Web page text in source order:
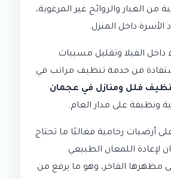
الغبار والروائح غير المرغوبة،
الأسرة داخل المنزل.
الفيلا وتقليل مسببات
من خدمة تنظيف مراتب في
فلل ومنازل في عجمان
ونظيفة على مدار العام.
أرضيات رخامية فغالبًا ما تحتاج
لإعادة اللمعان الطبيعي
مظهرها الفاخر، وهو ما يرفع من